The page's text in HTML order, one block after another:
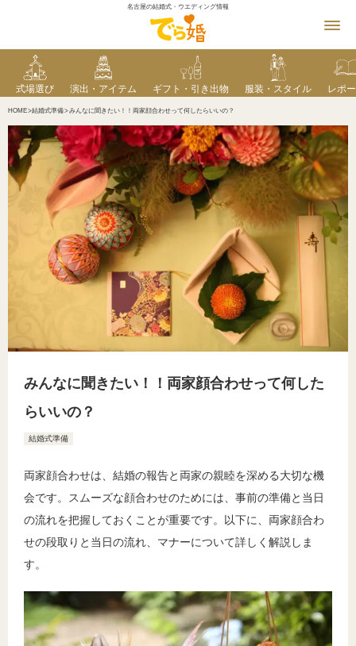
名古屋の結婚式・ウエディング情報
式場選び 演出・アイテム ギフト・引き出物 服装・スタイル レポ
HOME 結婚式準備 みんなに聞きたい！！両家顔合わせって何したらいいの？
みんなに聞きたい！！両家顔合わせって何した
らいいの？
結婚式準備
両家顔合わせは、結婚の報告と両家の親睦を深める大切な機
会です。スムーズな顔合わせのためには、事前の準備と当日
の流れを把握しておくことが重要です。以下に、両家顔合わ
せの段取りと当日の流れ、マナーについて詳しく解説しま
す。